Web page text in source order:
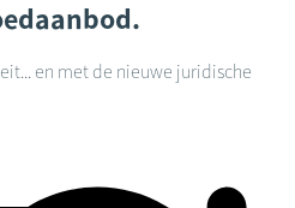
en met de nieuwe juridische